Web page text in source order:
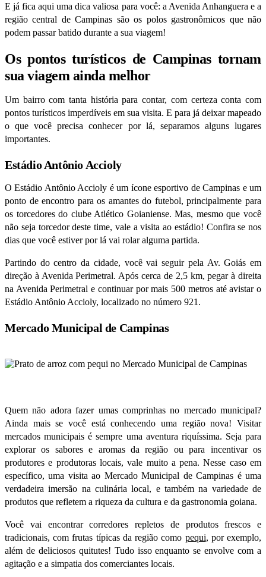
E já fica aqui uma dica valiosa para você: a Avenida Anhanguera e a
região central de Campinas são os polos gastronômicos que não
podem passar batido durante a sua viagem!
Os pontos turísticos de Campinas tornam
sua viagem ainda melhor
Um bairro com tanta história para contar, com certeza conta com
pontos turísticos imperdíveis em sua visita. E para já deixar mapeado
o que você precisa conhecer por lá, separamos alguns lugares
importantes.
Estádio Antônio Accioly
O Estádio Antônio Accioly é um ícone esportivo de Campinas e um
ponto de encontro para os amantes do futebol, principalmente para
os torcedores do clube Atlético Goianiense. Mas, mesmo que você
não seja torcedor deste time, vale a visita ao estádio! Confira se nos
dias que você estiver por lá vai rolar alguma partida.
Partindo do centro da cidade, você vai seguir pela Av. Goiás em
direção à Avenida Perimetral. Após cerca de 2,5 km, pegar à direita
na Avenida Perimetral e continuar por mais 500 metros até avistar o
Estádio Antônio Accioly, localizado no número 921.
Mercado Municipal de Campinas
Quem não adora fazer umas comprinhas no mercado municipal?
Ainda mais se você está conhecendo uma região nova! Visitar
mercados municipais é sempre uma aventura riquíssima. Seja para
explorar os sabores e aromas da região ou para incentivar os
produtores e produtoraslocais, vale muito a pena.Nesse caso em
específico, uma visita ao Mercado Municipal de Campinas é uma
verdadeira imersão na culinária local, e também na variedade de
produtos que refletem a riqueza da cultura e da gastronomia goiana.
Você vai encontrar corredores repletos de produtos frescos e
tradicionais, com frutas típicas da região como pequi, por exemplo,
além de deliciosos quitutes! Tudo isso enquanto se envolve com a
agitação e a simpatia dos comerciantes locais.